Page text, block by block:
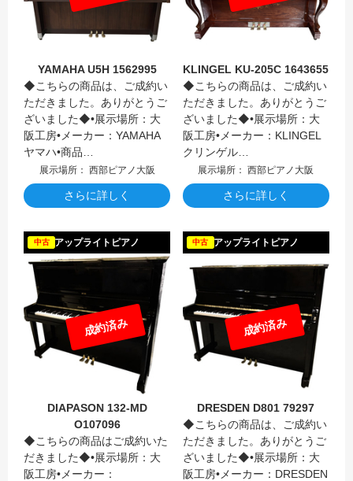
YAMAHA U5H 1562995
◆こちらの商品は、ご成約い
ただきました。ありがとうご
ざいました◆•展示場所：大
阪工房•メーカー：YAMAHA
ヤマハ•商品…
展示場所： 西部ピアノ大阪
さらに詳しく
KLINGEL KU-205C 1643655
◆こちらの商品は、ご成約い
ただきました。ありがとうご
ざいました◆•展示場所：大
阪工房•メーカー：KLINGEL
クリンゲル…
展示場所： 西部ピアノ大阪
さらに詳しく
アップライトピアノ
中古
成約済み
DIAPASON 132-MD
O107096
◆こちらの商品はご成約いた
だきました◆•展示場所：大
阪工房•メーカー：
アップライトピアノ
中古
成約済み
DRESDEN D801 79297
◆こちらの商品は、ご成約い
ただきました。ありがとうご
ざいました◆•展示場所：大
阪工房•メーカー：DRESDEN